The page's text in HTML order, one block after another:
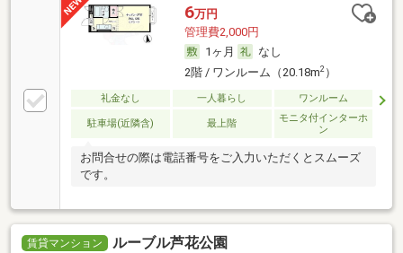
6万円
管理費2,000円
1ヶ月
なし
2階 / ワンルーム（20.18m2）
礼金なし 一人暮らし ワンルーム
駐車場(近隣含) 最上階
モニタ付インターホ
ン
お問合せの際は電話番号をご入力いただくとスムーズ
です。
賃貸マンション ルーブル芦花公園